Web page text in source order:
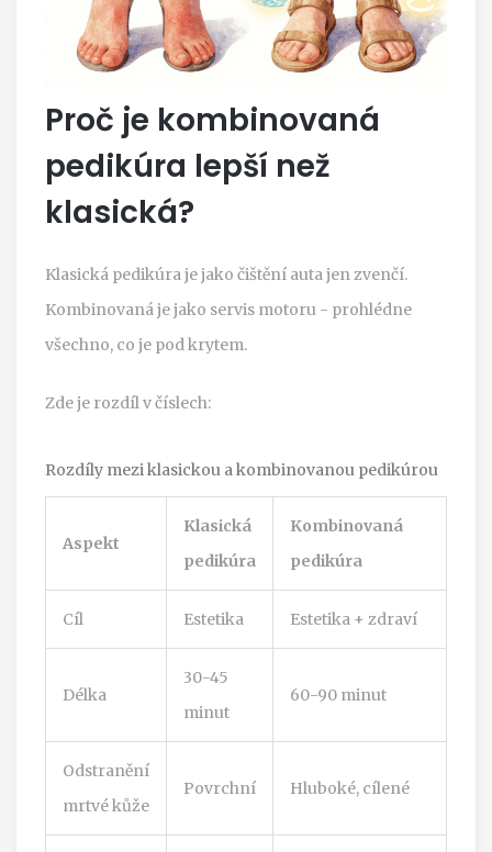
Proč je kombinovaná
pedikúra lepší než
klasická?
Klasická pedikúra je jako čištění auta jen zvenčí.
Kombinovaná je jako servis motoru - prohlédne
všechno, co je pod krytem.
Zde je rozdíl v číslech:
Rozdíly mezi klasickou a kombinovanou pedikúrou
Aspekt
Klasická
pedikúra
Kombinovaná
pedikúra
Cíl Estetika Estetika + zdraví
Délka
30-45
minut
60-90 minut
Odstranění
mrtvé kůže
Povrchní Hluboké, cílené